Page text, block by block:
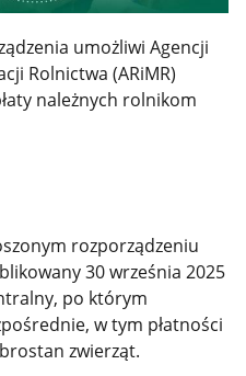
umożliwi Agencji
Rolnictwa (ARiMR)
należnych rolnikom
rozporządzeniu
30 września 2025
po którym
w tym płatności
zwierząt.